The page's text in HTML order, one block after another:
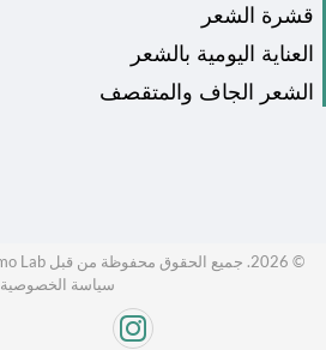
قشرة الشعر
العناية اليومية بالشعر
الشعر الجاف والمتقصف
©
2026. جميع الحقوق محفوظة من قبل The Dermo Lab |
سياسة الخصوصية